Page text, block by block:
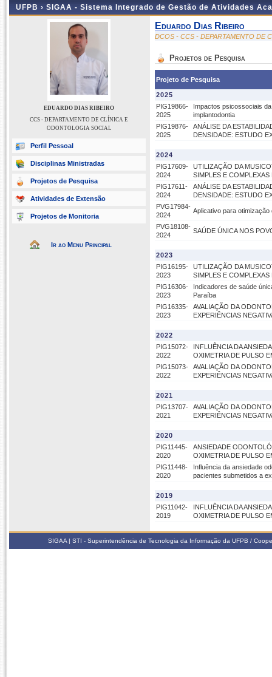
UFPB › SIGAA - Sistema Integrado de Gestão de Atividades
EDUARDO DIAS RIBEIRO
CCS - DEPARTAMENTO DE CLÍNICA E
ODONTOLOGIA SOCIAL
Perfil Pessoal
Disciplinas Ministradas
Projetos de Pesquisa
Atividades de Extensão
Projetos de Monitoria
Ir ao Menu Principal
Eduardo Dias Ribeiro
DCOS - CCS - DEPARTAMENTO DE
Projetos de Pesquisa
Projeto de Pesquisa
2025
PIG19866-
2025
Impactos psicossociais
implantodontia
PIG19876-
2025
ANÁLISE DA
DENSIDADE: ESTUDO
2024
PIG17609-
2024
UTILIZAÇÃO DA
SIMPLES E
PIG17611-
2024
ANÁLISE DA
DENSIDADE: ESTUDO
PVG17984-
2024
Aplicativo para
PVG18108-
2024
SAÚDE ÚNICA NOS
2023
PIG16195-
2023
UTILIZAÇÃO DA
SIMPLES E
PIG16306-
2023
Indicadores de saúde
Paraíba
PIG16335-
2023
AVALIAÇÃO DA
EXPERIÊNCIAS
2022
PIG15072-
2022
INFLUÊNCIA DA
OXIMETRIA DE PULSO
PIG15073-
2022
AVALIAÇÃO DA
EXPERIÊNCIAS
2021
PIG13707-
2021
AVALIAÇÃO DA
EXPERIÊNCIAS
2020
PIG11445-
2020
ANSIEDADE
OXIMETRIA DE PULSO
PIG11448-
2020
Influência da ansiedade
pacientes submetidos a
2019
PIG11042-
2019
INFLUÊNCIA DA
OXIMETRIA DE PULSO
SIGAA | STI - Superintendência de Tecnologia da Informação da UFPB /